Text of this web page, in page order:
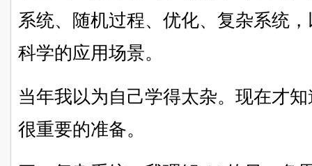
系统、随机过程、优化、复杂系统
科学的应用场景。
当年我以为自己学得太杂。现在才
很重要的准备。